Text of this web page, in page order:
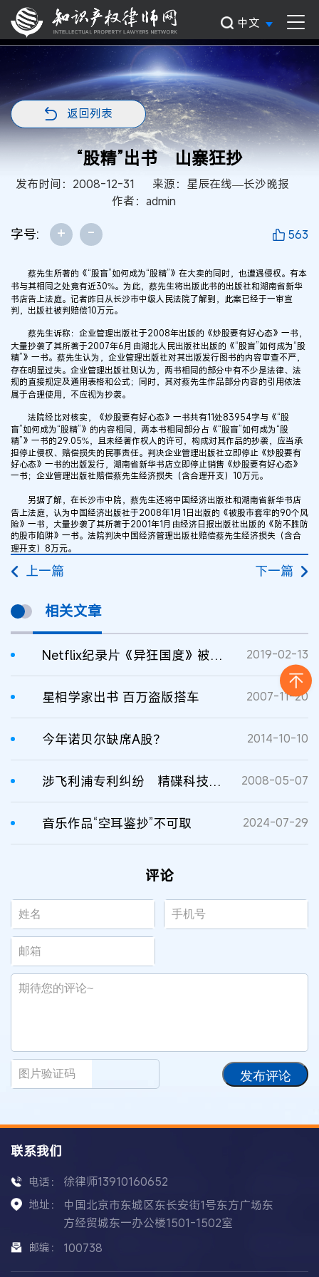
中文
返回列表
“股精”出书 山寨狂抄
发布时间：2008-12-31
来源：星辰在线—长沙晚报
作者：admin
字号: + - 563
蔡先生所著的《“股盲”如何成为“股精”》在大卖的同时，也遭遇侵权。有本
书与其相同之处竟有近30%。为此，蔡先生将出版此书的出版社和湖南省新华
书店告上法庭。记者昨日从长沙市中级人民法院了解到，此案已经于一审宣
判，出版社被判赔偿10万元。
蔡先生诉称：企业管理出版社于2008年出版的《炒股要有好心态》一书，
大量抄袭了其所著于2007年6月由湖北人民出版社出版的《“股盲”如何成为“股
精”》一书。蔡先生认为，企业管理出版社对其出版发行图书的内容审查不严，
存在明显过失。企业管理出版社则认为，两书相同的部分中有不少是法律、法
规的直接规定及通用表格和公式；同时，其对蔡先生作品部分内容的引用依法
属于合理使用，不应视为抄袭。
法院经比对核实，《炒股要有好心态》一书共有11处83954字与《“股
盲”如何成为“股精”》的内容相同，两本书相同部分占《“股盲”如何成为“股
精”》一书的29.05%，且未经著作权人的许可，构成对其作品的抄袭，应当承
担停止侵权、赔偿损失的民事责任。判决企业管理出版社立即停止《炒股要有
好心态》一书的出版发行，湖南省新华书店立即停止销售《炒股要有好心态》
一书；企业管理出版社赔偿蔡先生经济损失（含合理开支）10万元。
另据了解，在长沙市中院，蔡先生还将中国经济出版社和湖南省新华书店
告上法庭，认为中国经济出版社于2008年1月1日出版的《被股市套牢的90个风
险》一书，大量抄袭了其所著于2001年1月由经济日报出版社出版的《防不胜防
的股市陷阱》一书。法院判决中国经济管理出版社赔偿蔡先生经济损失（含合
理开支）8万元。
上一篇 下一篇
相关文章
Netflix纪录片《异狂国度》被诉侵犯版权 2019-02-13
星相学家出书 百万盗版搭车 2007-11-20
今年诺贝尔缺席A股？ 2014-10-10
涉飞利浦专利纠纷 精碟科技被冻结330万美元 2008-05-07
音乐作品“空耳鉴抄”不可取 2024-07-29
评论
发布评论
联系我们
电话： 徐律师13910160652
地址：
中国北京市东城区东长安街1号东方广场东
方经贸城东一办公楼1501-1502室
邮编： 100738